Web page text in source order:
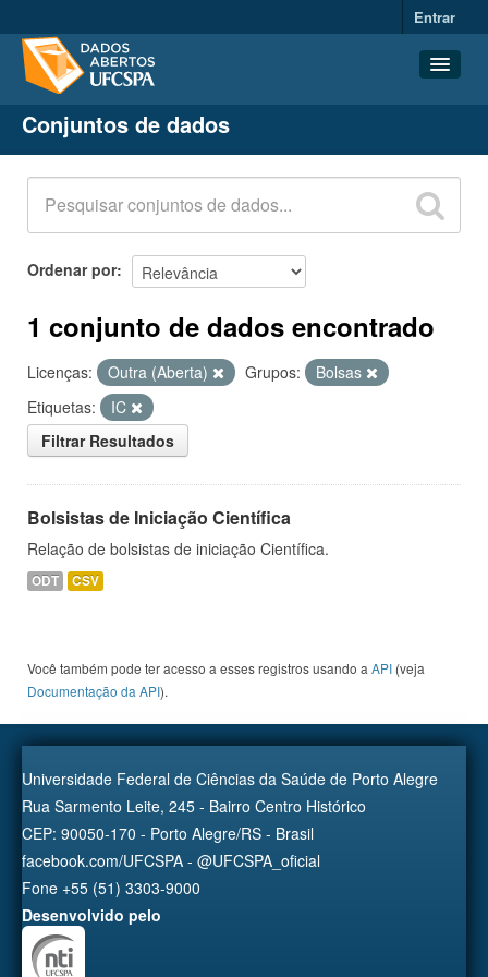
Entrar
Conjuntos de dados
Organizações
Grupos
Sobre
Conjuntos de dados
Ordenar por
1 conjunto de dados encontrado
Licenças: Outra (Aberta) Grupos:
Bolsas
Etiquetas:
IC
Filtrar Resultados
Bolsistas de Iniciação Científica
Relação de bolsistas de iniciação Científica.
ODT CSV
Você também pode ter acesso a esses registros usando a API (veja
Documentação da API).
Universidade Federal de Ciências da Saúde de Porto Alegre
Rua Sarmento Leite, 245 - Bairro Centro Histórico
CEP: 90050-170 - Porto Alegre/RS - Brasil
facebook.com/UFCSPA - @UFCSPA_oficial
Fone +55 (51) 3303-9000
Desenvolvido pelo